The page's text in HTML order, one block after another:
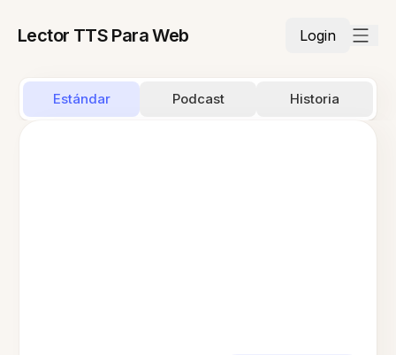
Lector TTS Para Web Login
Estándar Podcast Historia